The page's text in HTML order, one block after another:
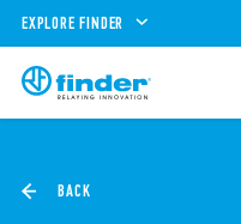
EXPLORE FINDER
BACK